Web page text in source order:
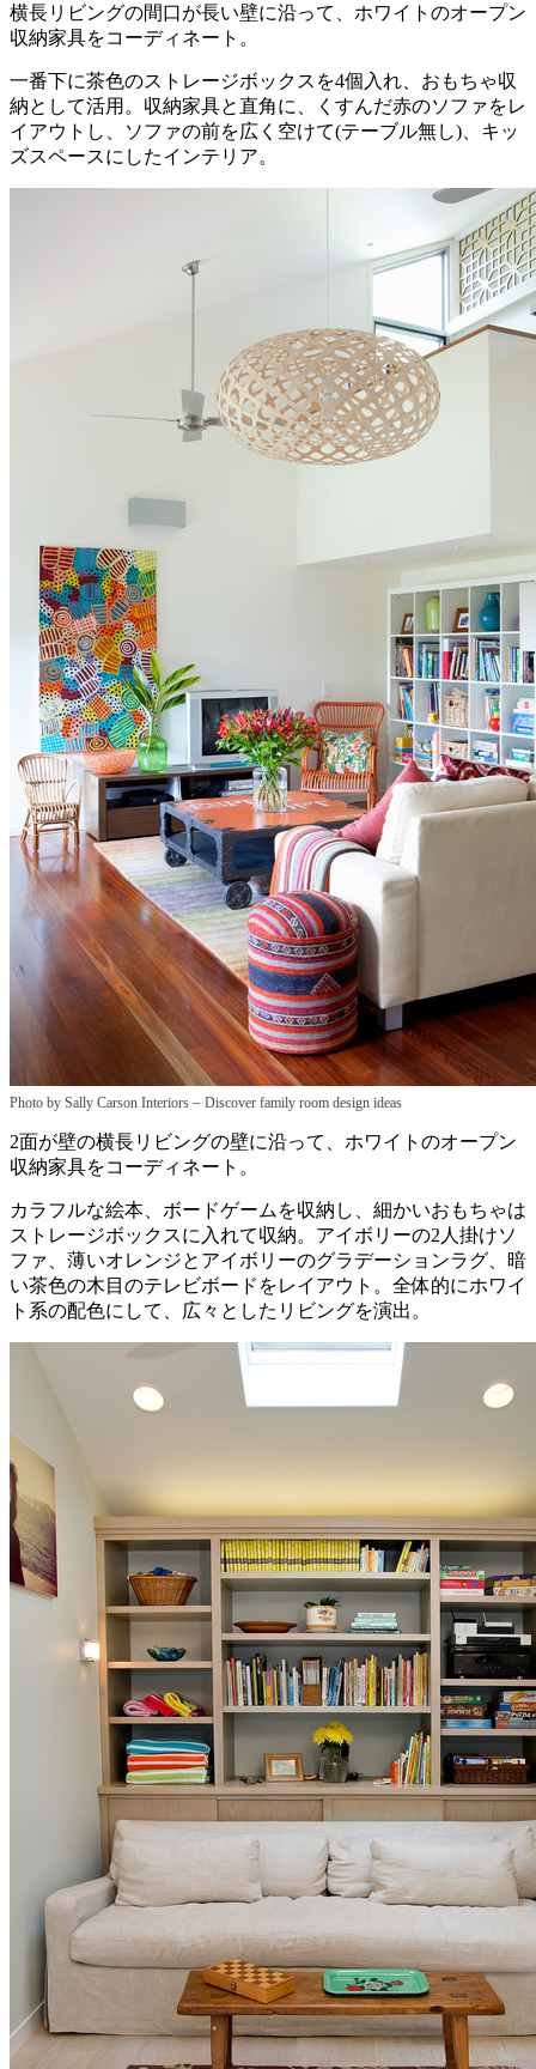
横長リビングの間口が長い壁に沿って、ホワイトのオープン
収納家具をコーディネート。
一番下に茶色のストレージボックスを4個入れ、おもちゃ収
納として活用。収納家具と直角に、くすんだ赤のソファをレ
イアウトし、ソファの前を広く空けて(テーブル無し)、キッ
ズスペースにしたインテリア。
Photo by Sally Carson Interiors – Discover family room design ideas
2面が壁の横長リビングの壁に沿って、ホワイトのオープン
収納家具をコーディネート。
カラフルな絵本、ボードゲームを収納し、細かいおもちゃは
ストレージボックスに入れて収納。アイボリーの2人掛けソ
ファ、薄いオレンジとアイボリーのグラデーションラグ、暗
い茶色の木目のテレビボードをレイアウト。全体的にホワイ
ト系の配色にして、広々としたリビングを演出。